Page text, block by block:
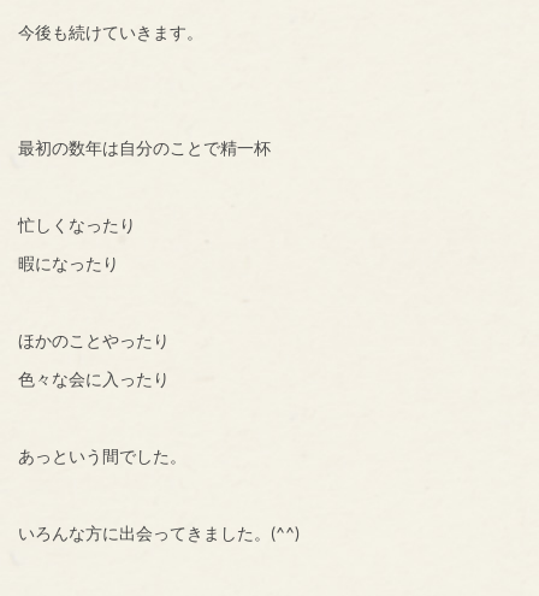
今後も続けていきます。
最初の数年は自分のことで精一杯
忙しくなったり
暇になったり
ほかのことやったり
色々な会に入ったり
あっという間でした。
いろんな方に出会ってきました。(^^)